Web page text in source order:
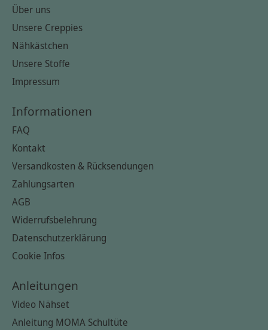
Über uns
Unsere Creppies
Nähkästchen
Unsere Stoffe
Impressum
Informationen
FAQ
Kontakt
Versandkosten & Rücksendungen
Zahlungsarten
AGB
Widerrufsbelehrung
Datenschutzerklärung
Cookie Infos
Anleitungen
Video Nähset
Anleitung MOMA Schultüte